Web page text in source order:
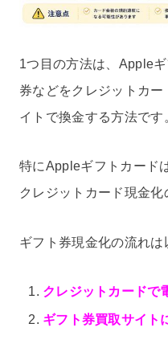
1つ目の方法は、Apple
券などをクレジットカ
イトで換金する方法です
特にAppleギフトカード
クレジットカード現金化
ギフト券現金化の流れは
クレジットカードで
ギフト券買取サイト